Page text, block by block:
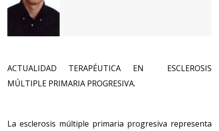
ACTUALIDAD TERAPÉUTICA EN ESCLEROSIS
MÚLTIPLE PRIMARIA PROGRESIVA.
La esclerosis múltiple primaria progresiva representa